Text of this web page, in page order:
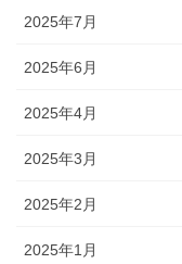
2025年7月
2025年6月
2025年4月
2025年3月
2025年2月
2025年1月